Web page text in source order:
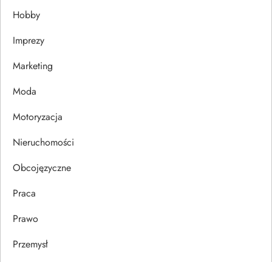
a
w
p
u
Hobby
Imprezy
Marketing
Moda
Motoryzacja
Nieruchomości
Obcojęzyczne
Praca
Prawo
Przemysł